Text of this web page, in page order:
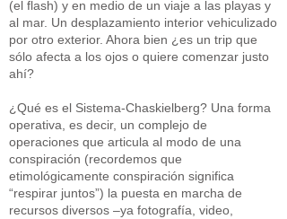
(el flash) y en medio de un viaje a las playas y
al mar. Un desplazamiento interior vehiculizado
por otro exterior. Ahora bien ¿es un trip que
sólo afecta a los ojos o quiere comenzar justo
ahí?
¿Qué es el Sistema-Chaskielberg? Una forma
operativa, es decir, un complejo de
operaciones que articula al modo de una
conspiración (recordemos que
etimológicamente conspiración significa
“respirar juntos”) la puesta en marcha de
recursos diversos –ya fotografía, video,